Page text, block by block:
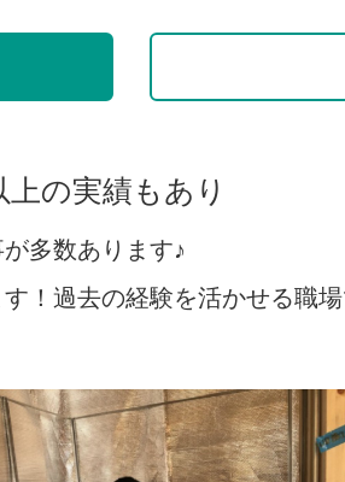
の実績もあり
多数あります♪
！過去の経験を活かせる職